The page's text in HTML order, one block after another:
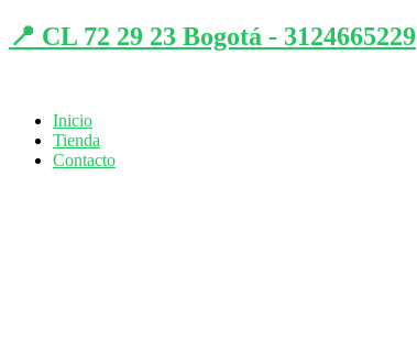
📍 CL 72 29 23 Bogotá - 3124665229
Inicio
Tienda
Contacto